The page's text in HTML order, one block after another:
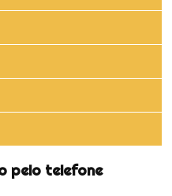
pelo telefone